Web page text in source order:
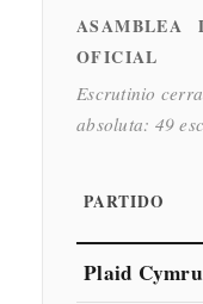
ASAMBLEA
OFICIAL
Escrutinio
absoluta: 49
PARTIDO
Plaid Cymru